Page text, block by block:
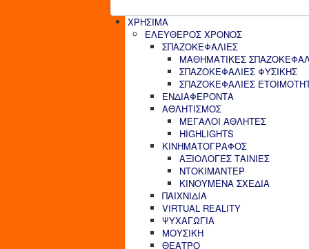
ΧΡΗΣΙΜΑ
ΕΛΕΥΘΕΡΟΣ ΧΡΟΝΟΣ
ΣΠΑΖΟΚΕΦΑΛΙΕΣ
ΜΑΘΗΜΑΤΙΚΕΣ
ΣΠΑΖΟΚΕΦΑΛΙΕΣ ΦΥΣΙΚΗΣ
ΣΠΑΖΟΚΕΦΑΛΙΕΣ
ΕΝΔΙΑΦΕΡΟΝΤΑ
ΑΘΛΗΤΙΣΜΟΣ
ΜΕΓΑΛΟΙ ΑΘΛΗΤΕΣ
HIGHLIGHTS
ΚΙΝΗΜΑΤΟΓΡΑΦΟΣ
ΑΞΙΟΛΟΓΕΣ ΤΑΙΝΙΕΣ
ΝΤΟΚΙΜΑΝΤΕΡ
ΚΙΝΟΥΜΕΝΑ ΣΧΕΔΙΑ
ΠΑΙΧΝΙΔΙΑ
VIRTUAL REALITY
ΨΥΧΑΓΩΓΙΑ
ΜΟΥΣΙΚΗ
ΘΕΑΤΡΟ